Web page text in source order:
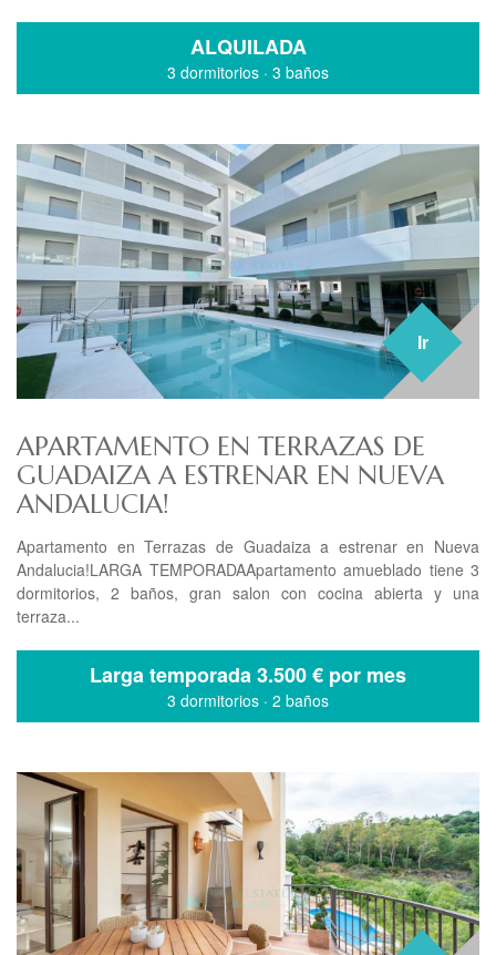
ALQUILADA
3 dormitorios · 3 baños
Ir
APARTAMENTO EN TERRAZAS DE
GUADAIZA A ESTRENAR EN NUEVA
ANDALUCIA!
Apartamento en Terrazas de Guadaiza a estrenar en Nueva
Andalucia!LARGA TEMPORADAApartamento amueblado tiene 3
dormitorios, 2 baños, gran salon con cocina abierta y una
terraza...
Larga temporada3.500 € por mes
3 dormitorios · 2 baños